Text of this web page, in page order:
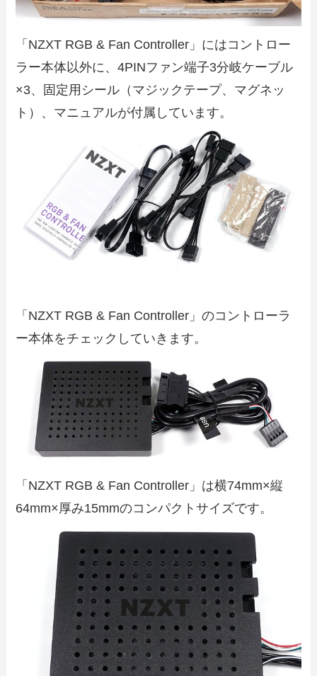
「NZXT RGB & Fan Controller」にはコントロー
ラー本体以外に、4PINファン端子3分岐ケーブル
×3、固定用シール（マジックテープ、マグネッ
ト）、マニュアルが付属しています。
「NZXT RGB & Fan Controller」のコントローラ
ー本体をチェックしていきます。
「NZXT RGB & Fan Controller」は横74mm×縦
64mm×厚み15mmのコンパクトサイズです。